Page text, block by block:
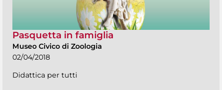
Pasquetta in famiglia
Museo Civico di Zoologia
02/04/2018
Didattica per tutti